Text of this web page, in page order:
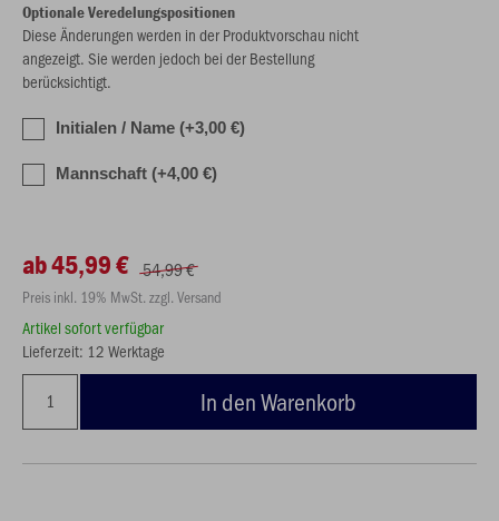
Optionale Veredelungspositionen
Diese Änderungen werden in der Produktvorschau nicht
angezeigt. Sie werden jedoch bei der Bestellung
berücksichtigt.
Initialen / Name (+3,00 €)
Mannschaft (+4,00 €)
ab 45,99 € 54,99 €
Preis inkl. 19% MwSt. zzgl. Versand
Artikel sofort verfügbar
Lieferzeit: 12 Werktage
In den Warenkorb